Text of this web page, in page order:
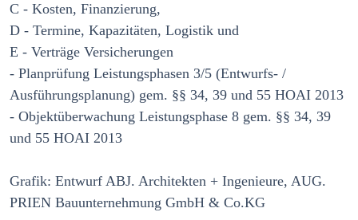
C - Kosten, Finanzierung,
D - Termine, Kapazitäten, Logistik und
E - Verträge Versicherungen
- Planprüfung Leistungsphasen 3/5 (Entwurfs- /
Ausführungsplanung) gem. §§ 34, 39 und 55 HOAI 2013
- Objektüberwachung Leistungsphase 8 gem. §§ 34, 39
und 55 HOAI 2013
Grafik: Entwurf ABJ. Architekten + Ingenieure, AUG.
PRIEN Bauunternehmung GmbH & Co.KG